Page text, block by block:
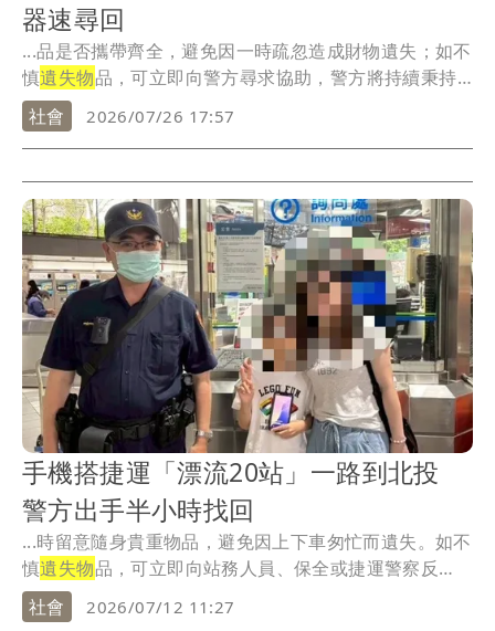
器速尋回
...品是否攜帶齊全，避免因一時疏忽造成財物遺失；如不
慎遺失物品，可立即向警方尋求協助，警方將持續秉持
為民...
社會 2026/07/26 17:57
手機搭捷運「漂流20站」一路到北投
警方出手半小時找回
...時留意隨身貴重物品，避免因上下車匆忙而遺失。如不
慎遺失物品，可立即向站務人員、保全或捷運警察反
映，也...
社會 2026/07/12 11:27